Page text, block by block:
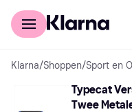
Voor shoppers
Klarna/Shoppen/Sport en
Typecat
Twee